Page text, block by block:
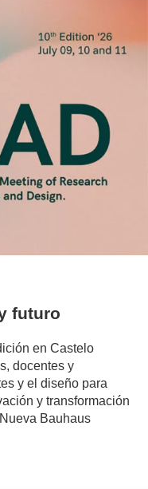
futuro
en Castelo
docentes y
y el diseño para
y transformación
Bauhaus
author/marcelo-